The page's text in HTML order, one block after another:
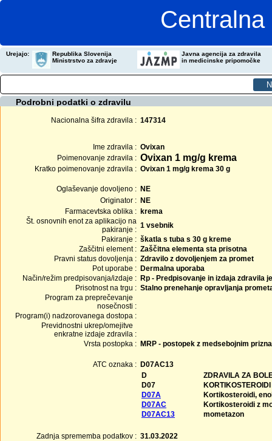
Urejajo:
Republika Slovenija
Ministrstvo za zdravje
Javna agencija za zdravila
in medicinske pripomočke
Podrobni podatki o zdravilu
Nacionalna šifra zdravila : 147314
Ime zdravila : Ovixan
Poimenovanje zdravila : Ovixan 1 mg/g krema
Kratko poimenovanje zdravila : Ovixan 1 mg/g krema 30 g
Oglaševanje dovoljeno : NE
Originator : NE
Farmacevtska oblika : krema
Št. osnovnih enot za aplikacijo na
pakiranje : 1 vsebnik
Pakiranje : škatla s tuba s 30 g kreme
Zaščitni element : Zaščitna elementa sta prisotna
Pravni status dovoljenja : Zdravilo z dovoljenjem za promet
Pot uporabe : Dermalna uporaba
Način/režim predpisovanja/izdaje : Rp - Predpisovanje in izdaja zdravila
Prisotnost na trgu : Stalno prenehanje opravljanja
Program za preprečevanje
nosečnosti :
Program(i) nadzorovanega dostopa :
Previdnostni ukrep/omejitve
enkratne izdaje zdravila :
Vrsta postopka : MRP - postopek z medsebojnim
ATC oznaka : D07AC13
D
ZDRAVILA ZA
D07
D07A
Kortikosteroidi,
D07AC
Kortikosteroidi z
D07AC13
mometazon
Zadnja sprememba podatkov : 31.03.2022